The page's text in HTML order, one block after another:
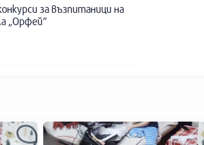
за възпитаници на
„Орфей“